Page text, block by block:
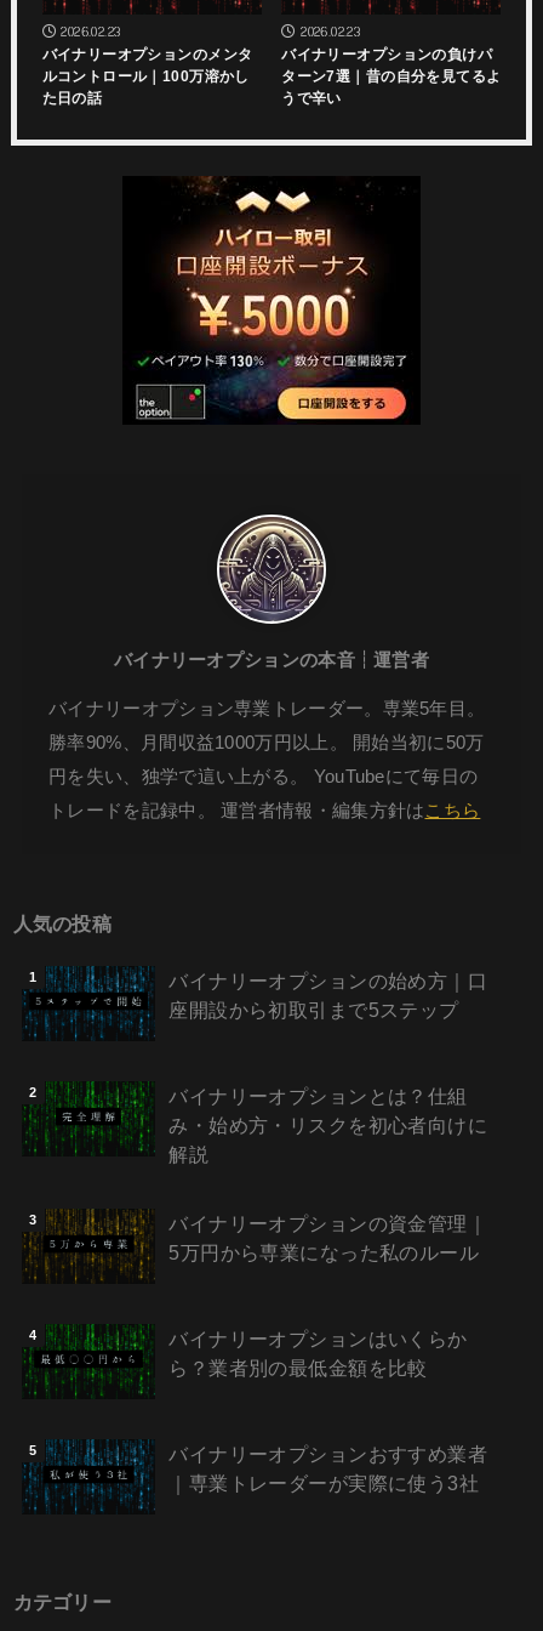
2026.02.23
バイナリーオプションのメンタ
ルコントロール｜100万溶かし
た日の話
2026.02.23
バイナリーオプションの負けパ
ターン7選｜昔の自分を見てるよ
うで辛い
バイナリーオプションの本音┆運営者
バイナリーオプション専業トレーダー。専業5年目。
勝率90%、月間収益1000万円以上。 開始当初に50万
円を失い、独学で這い上がる。 YouTubeにて毎日の
トレードを記録中。 運営者情報・編集方針はこちら
人気の投稿
バイナリーオプションの始め方｜口
座開設から初取引まで5ステップ
バイナリーオプションとは？仕組
み・始め方・リスクを初心者向けに
解説
バイナリーオプションの資金管理｜
5万円から専業になった私のルール
バイナリーオプションはいくらか
ら？業者別の最低金額を比較
バイナリーオプションおすすめ業者
｜専業トレーダーが実際に使う3社
カテゴリー